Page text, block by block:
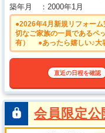
築年月
2000年1月
●2026年4月新規リフォー
切なご家族の一員であるペ
有） ●あったら嬉しい♪大
●新生活は徒歩８分の「別
内も可能です。まずはお
直近の日程を確認
会員限定公